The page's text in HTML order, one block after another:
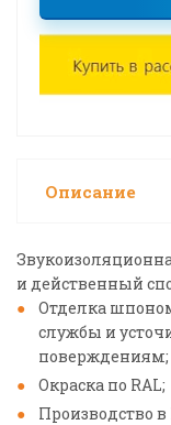
Описание
и действенный
Отделка
службы и
поверждениям;
Окраска по RAL;
Производство